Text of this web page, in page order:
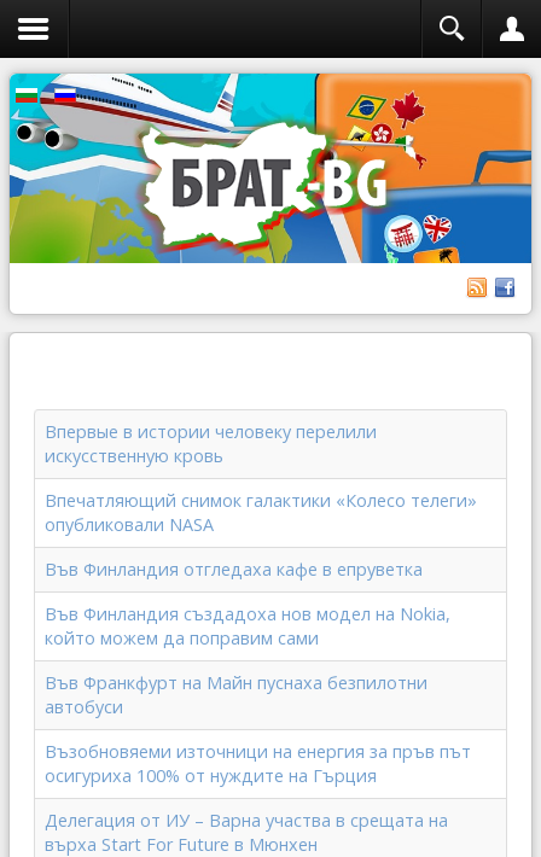
Впервые в истории человеку перелили
искусственную кровь
Впечатляющий снимок галактики «Колесо телеги»
опубликовали NASA
Във Финландия отгледаха кафе в епруветка
Във Финландия създадоха нов модел на Nokia,
който можем да поправим сами
Във Франкфурт на Майн пуснаха безпилотни
автобуси
Възобновяеми източници на енергия за пръв път
осигуриха 100% от нуждите на Гърция
Делегация от ИУ – Варна участва в срещата на
върха Start For Future в Мюнхен